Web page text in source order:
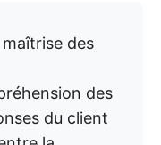
des
des
du client